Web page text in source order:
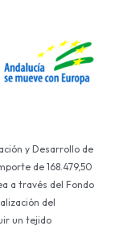
y Desarrollo de
de 168.479,50
a través del Fondo
del
un tejido